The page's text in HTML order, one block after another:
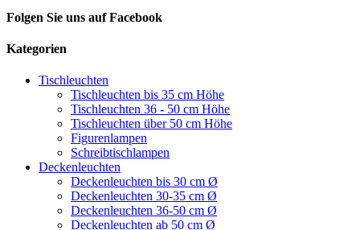
Folgen Sie uns auf Facebook
Kategorien
Tischleuchten
Tischleuchten bis 35 cm Höhe
Tischleuchten 36 - 50 cm Höhe
Tischleuchten über 50 cm Höhe
Figurenlampen
Schreibtischlampen
Deckenleuchten
Deckenleuchten bis 30 cm Ø
Deckenleuchten 30-35 cm Ø
Deckenleuchten 36-50 cm Ø
Deckenleuchten ab 50 cm Ø